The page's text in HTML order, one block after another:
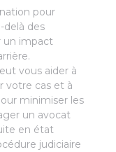
pour
des
un impact
vous aider à
votre cas et à
minimiser les
un avocat
en état
judiciaire